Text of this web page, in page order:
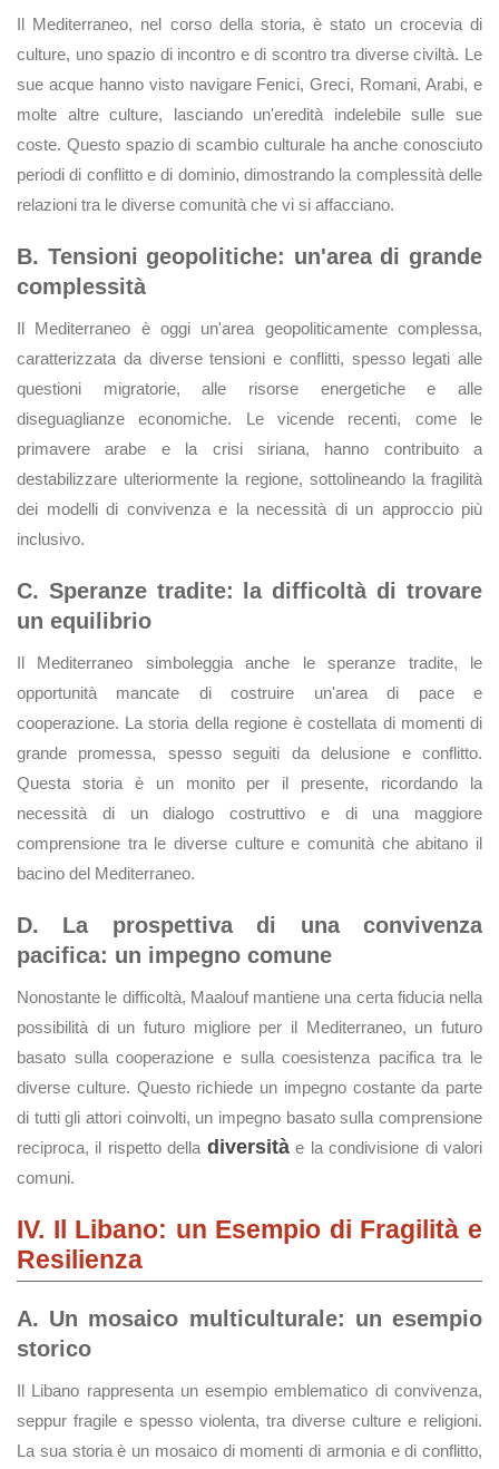
Il Mediterraneo, nel corso della storia, è stato un crocevia di
culture, uno spazio di incontro e di scontro tra diverse civiltà. Le
sue acque hanno visto navigare Fenici, Greci, Romani, Arabi, e
molte altre culture, lasciando un'eredità indelebile sulle sue
coste. Questo spazio di scambio culturale ha anche conosciuto
periodi di conflitto e di dominio, dimostrando la complessità delle
relazioni tra le diverse comunità che vi si affacciano.
B. Tensioni geopolitiche: un'area di grande
complessità
Il Mediterraneo è oggi un'area geopoliticamente complessa,
caratterizzata da diverse tensioni e conflitti, spesso legati alle
questioni migratorie, alle risorse energetiche e alle
diseguaglianze economiche. Le vicende recenti, come le
primavere arabe e la crisi siriana, hanno contribuito a
destabilizzare ulteriormente la regione, sottolineando la fragilità
dei modelli di convivenza e la necessità di un approccio più
inclusivo.
C. Speranze tradite: la difficoltà di trovare
un equilibrio
Il Mediterraneo simboleggia anche le speranze tradite, le
opportunità mancate di costruire un'area di pace e
cooperazione. La storia della regione è costellata di momenti di
grande promessa, spesso seguiti da delusione e conflitto.
Questa storia è un monito per il presente, ricordando la
necessità di un dialogo costruttivo e di una maggiore
comprensione tra le diverse culture e comunità che abitano il
bacino del Mediterraneo.
D. La prospettiva di una convivenza
pacifica: un impegno comune
Nonostante le difficoltà, Maalouf mantiene una certa fiducia nella
possibilità di un futuro migliore per il Mediterraneo, un futuro
basato sulla cooperazione e sulla coesistenza pacifica tra le
diverse culture. Questo richiede un impegno costante da parte
di tutti gli attori coinvolti, un impegno basato sulla comprensione
reciproca, il rispetto della diversitàe la condivisione di valori
comuni.
IV. Il Libano: un Esempio di Fragilità e
Resilienza
A. Un mosaico multiculturale: un esempio
storico
Il Libano rappresenta un esempio emblematico di convivenza,
seppur fragile e spesso violenta, tra diverse culture e religioni.
La sua storia è un mosaico di momenti di armonia e di conflitto,